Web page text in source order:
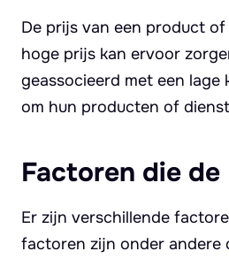
De prijs van een product
hoge prijs kan ervoor
geassocieerd met een
om hun producten of
Factoren die
Er zijn verschillende
factoren zijn onder andere